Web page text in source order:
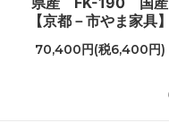
【京都－市やま家具】
70,400円(税6,400円)